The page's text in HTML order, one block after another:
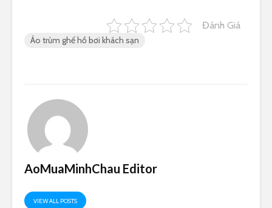
Đánh Giá
Áo trùm ghế hồ bơi khách sạn
AoMuaMinhChau Editor
VIEW ALL POSTS